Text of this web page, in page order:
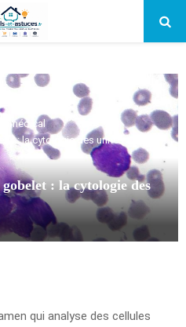
: la cytologie des urines
: la cytologie des
qui analyse des cellules